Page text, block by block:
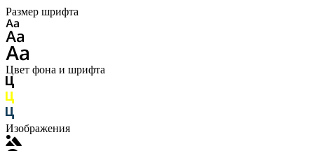
Размер шрифта
Цвет фона и шрифта
Изображения